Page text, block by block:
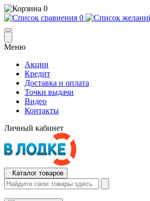
0
0
Меню
Акции
Кредит
Доставка и оплата
Точки выдачи
Видео
Контакты
Личный кабинет
Каталог товаров